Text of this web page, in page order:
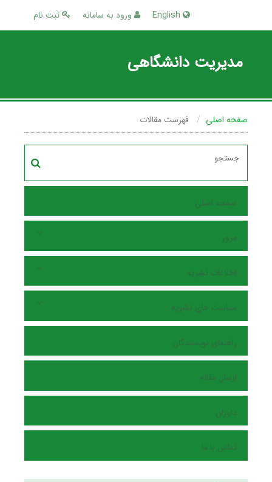
ثبت نام ورود به سامانه
مدیریت دانشگاهی
صفحه اصلی فهرست مقالات
صفحه اصلی
مرور
اطلاعات نشریه
سیاست های نشریه
راهنمای نویسندگان
ارسال مقاله
داوران
تماس با ما